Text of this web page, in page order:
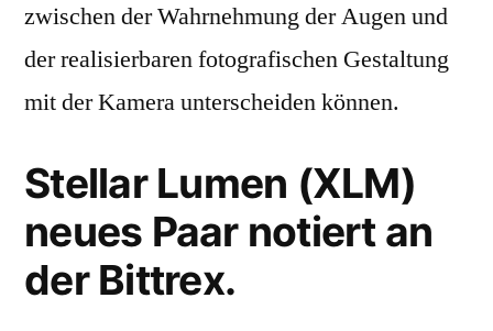
zwischen der Wahrnehmung der Augen und
der realisierbaren fotografischen Gestaltung
mit der Kamera unterscheiden können.
Stellar Lumen (XLM)
neues Paar notiert an
der Bittrex.